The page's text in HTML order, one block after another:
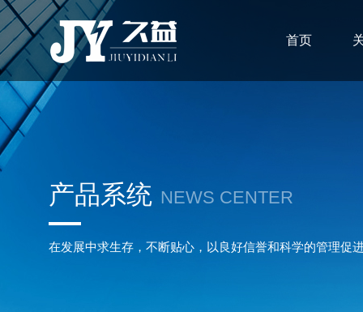
首页
产品系统 NEWS CENTER
在发展中求生存，不断贴心，以良好信誉和科学的管理促